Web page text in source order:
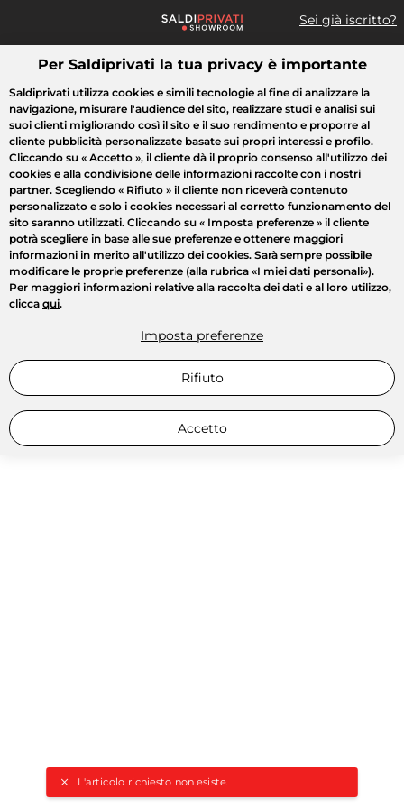
Sei già iscritto?
Cosa cerchi?
L'articolo richiesto non esiste.
Tutte le vendite Moda Casa Bellezza Elettrodomestici
Per Saldiprivati la tua privacy è importante
Saldiprivati utilizza cookies e simili tecnologie al fine di analizzare la
navigazione, misurare l'audience del sito, realizzare studi e analisi sui
suoi clienti migliorando così il sito e il suo rendimento e proporre al
cliente pubblicità personalizzate basate sui propri interessi e profilo.
Cliccando su « Accetto », il cliente dà il proprio consenso all'utilizzo dei
cookies e alla condivisione delle informazioni raccolte con i nostri
partner. Scegliendo « Rifiuto » il cliente non riceverà contenuto
personalizzato e solo i cookies necessari al corretto funzionamento del
sito saranno utilizzati. Cliccando su « Imposta preferenze » il cliente
potrà scegliere in base alle sue preferenze e ottenere maggiori
informazioni in merito all'utilizzo dei cookies. Sarà sempre possibile
modificare le proprie preferenze (alla rubrica «I miei dati personali»).
Per maggiori informazioni relative alla raccolta dei dati e al loro utilizzo,
clicca qui.
Imposta preferenze
Rifiuto
Accetto